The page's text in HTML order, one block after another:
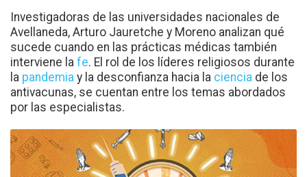
Investigadoras de las universidades nacionales de
Avellaneda, Arturo Jauretche y Moreno analizan qué
sucede cuando en las prácticas médicas también
interviene la fe. El rol de los líderes religiosos durante
la pandemia y la desconfianza hacia la ciencia de los
antivacunas, se cuentan entre los temas abordados
por las especialistas.